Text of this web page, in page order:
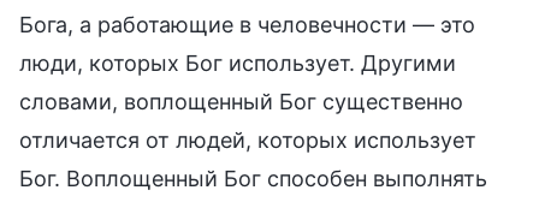
Бога, а работающие в человечности — это
люди, которых Бог использует. Другими
словами, воплощенный Бог существенно
отличается от людей, которых использует
Бог. Воплощенный Бог способен выполнять